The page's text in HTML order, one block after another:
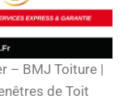
– BMJ Toiture |
de Toit